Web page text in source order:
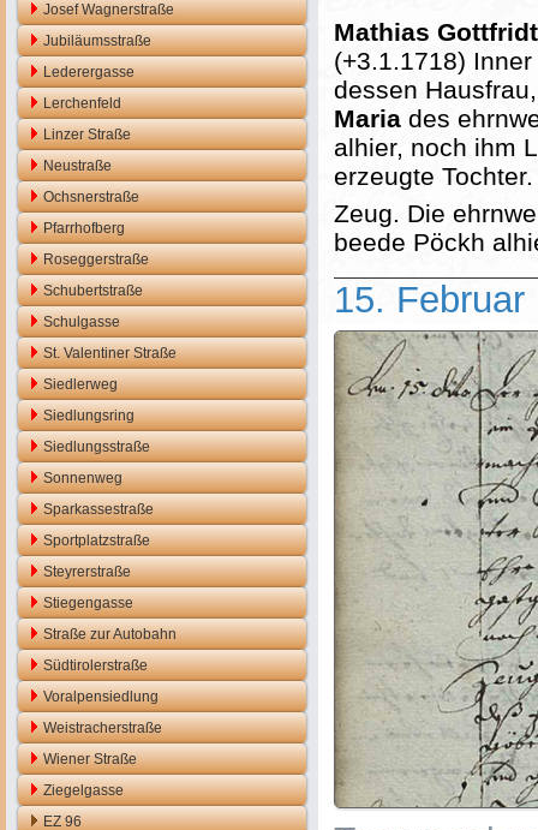
Josef Wagnerstraße
Jubiläumsstraße
Lederergasse
Lerchenfeld
Linzer Straße
Neustraße
Ochsnerstraße
Pfarrhofberg
Roseggerstraße
Schubertstraße
Schulgasse
St. Valentiner Straße
Siedlerweg
Siedlungsring
Siedlungsstraße
Sonnenweg
Sparkassestraße
Sportplatzstraße
Steyrerstraße
Stiegengasse
Straße zur Autobahn
Südtirolerstraße
Voralpensiedlung
Weistracherstraße
Wiener Straße
Ziegelgasse
EZ 96
Mathias Gottfridt
(+3.1.1718)
dessen
Maria des
alhier, noch ihm
erzeugte Tochter.
Zeug. Die
beede Pöckh
15. Februar